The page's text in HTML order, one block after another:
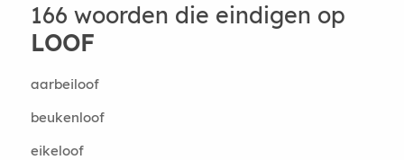
166 woorden die eindigen op
LOOF
aarbeiloof
beukenloof
eikeloof